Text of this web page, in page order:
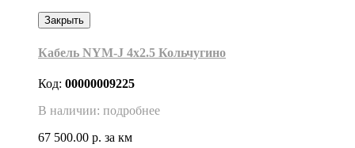
Закрыть
Кабель NYM-J 4х2.5 Кольчугино
Код: 00000009225
В наличии: подробнее
67 500.00 р. за км